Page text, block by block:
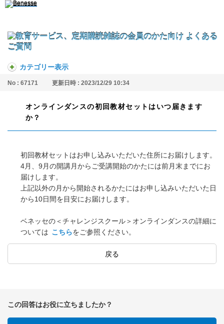
カテゴリー表示
No : 67171 更新日時 : 2023/12/29 10:34
オンラインダンスの初回教材セットはいつ届きます
か？
初回教材セットはお申し込みいただいた住所にお届けします。
4月、9月の開講月からご受講開始のかたには前月末までにお
届けします。
上記以外の月から開始されるかたにはお申し込みいただいた日
から10日間を目安にお届けします。
ベネッセの＜チャレンジスクール＞オンラインダンスの詳細に
ついては こちらをご参照ください。
戻る
この回答はお役に立ちましたか？